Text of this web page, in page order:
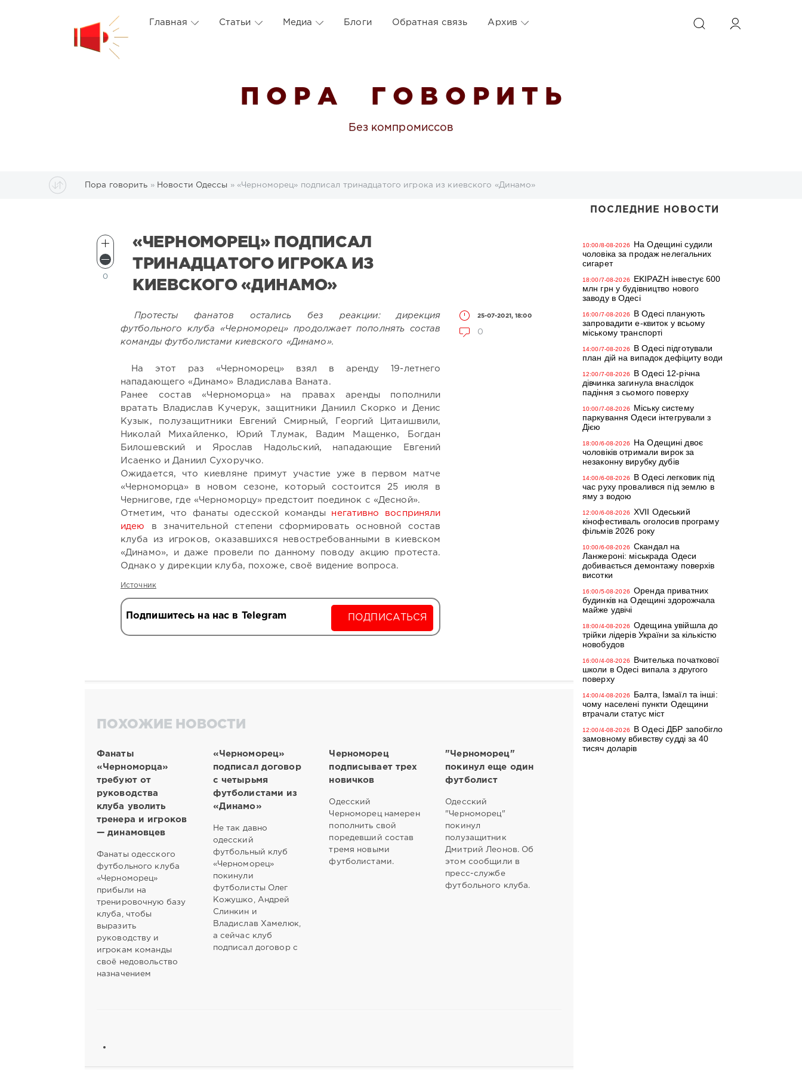
ИСКАТЬ
Главная Статьи Медиа Блоги Обратная связь Архив
П О Р А Г О В О Р И Т Ь
Без компромиссов
Пора говорить » Новости Одессы » «Черноморец» подписал тринадцатого игрока из киевского «Динамо»
«ЧЕРНОМОРЕЦ» ПОДПИСАЛ
ТРИНАДЦАТОГО ИГРОКА ИЗ
КИЕВСКОГО «ДИНАМО»
25-07-2021, 18:00
0
0
Протесты фанатов остались без реакции: дирекция
футбольного клуба «Черноморец» продолжает пополнять состав
команды футболистами киевского «Динамо».
На этот раз «Черноморец» взял в аренду 19-летнего
нападающего «Динамо» Владислава Ваната.
Ранее состав «Черноморца» на правах аренды пополнили
вратать
Владислав Кучерук, защитники Даниил Скорко и Денис
Кузык, полузащитники Евгений Смирный, Георгий Цитаишвили,
Николай Михайленко, Юрий Тлумак, Вадим Мащенко, Богдан
Билошевский и Ярослав Надольский, нападающие Евгений
Исаенко и Даниил Сухоручко.
Ожидается, что киевляне примут участие уже в первом матче
«Черноморца» в новом сезоне, который состоится 25 июля в
Чернигове, где «Черноморцу» предстоит поединок с «Десной».
Отметим, что фанаты одесской команды
негативно восприняли
идею
в значительной степени сформировать основной состав
клуба из игроков, оказавшихся невостребованными в киевском
«Динамо», и даже провели по данному поводу акцию протеста.
Однако у дирекции клуба, похоже, своё видение вопроса.
Источник
Подпишитесь на нас в Telegram ПОДПИСАТЬСЯ
ПОХОЖИЕ НОВОСТИ
Фанаты
«Черноморца»
требуют от
руководства
клуба уволить
тренера и игроков
— динамовцев
Фанаты одесского
футбольного клуба
«Черноморец»
прибыли на
тренировочную базу
клуба, чтобы
выразить
руководству и
игрокам команды
своё недовольство
назначением
«Черноморец»
подписал договор
с четырьмя
футболистами из
«Динамо»
Не так давно
одесский
футбольный клуб
«Черноморец»
покинули
футболисты Олег
Кожушко, Андрей
Слинкин и
Владислав Хамелюк,
а сейчас клуб
подписал договор с
Черноморец
подписывает трех
новичков
Одесский
Черноморец намерен
пополнить свой
поредевший состав
тремя новыми
футболистами.
"Черноморец"
покинул еще один
футболист
Одесский
"Черноморец"
покинул
полузащитник
Дмитрий Леонов. Об
этом сообщили в
пресс-службе
футбольного клуба.
ПОСЛЕДНИЕ НОВОСТИ
10:00/8-08-2026
На Одещині судили
чоловіка за продаж нелегальних
сигарет
18:00/7-08-2026
EKIPAZH інвестує 600
млн грн у будівництво нового
заводу в Одесі
16:00/7-08-2026
В Одесі планують
запровадити е-квиток у всьому
міському транспорті
14:00/7-08-2026
В Одесі підготували
план дій на випадок дефіциту води
12:00/7-08-2026
В Одесі 12-річна
дівчинка загинула внаслідок
падіння з сьомого поверху
10:00/7-08-2026
Міську систему
паркування Одеси інтегрували з
Дією
18:00/6-08-2026
На Одещині двоє
чоловіків отримали вирок за
незаконну вирубку дубів
14:00/6-08-2026
В Одесі легковик під
час руху провалився під землю в
яму з водою
12:00/6-08-2026
XVII Одеський
кінофестиваль оголосив програму
фільмів 2026 року
10:00/6-08-2026
Скандал на
Ланжероні: міськрада Одеси
добивається демонтажу поверхів
висотки
16:00/5-08-2026
Оренда приватних
будинків на Одещині здорожчала
майже удвічі
18:00/4-08-2026
Одещина увійшла до
трійки лідерів України за кількістю
новобудов
16:00/4-08-2026
Вчителька початкової
школи в Одесі випала з другого
поверху
14:00/4-08-2026
Балта, Ізмаїл та інші:
чому населені пункти Одещини
втрачали статус міст
12:00/4-08-2026
В Одесі ДБР запобігло
замовному вбивству судді за 40
тисяч доларів